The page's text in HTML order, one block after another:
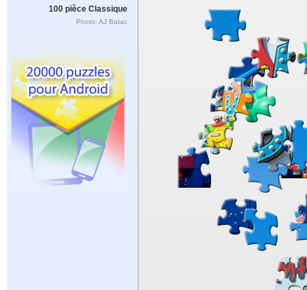
100 pièce Classique
Photo: AJ Batac